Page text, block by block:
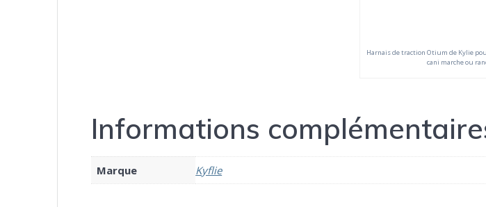
Harnais de traction Otium de Kylie
cani marche ou
Informations
Marque Kyflie